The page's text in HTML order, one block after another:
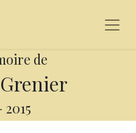
de
2015